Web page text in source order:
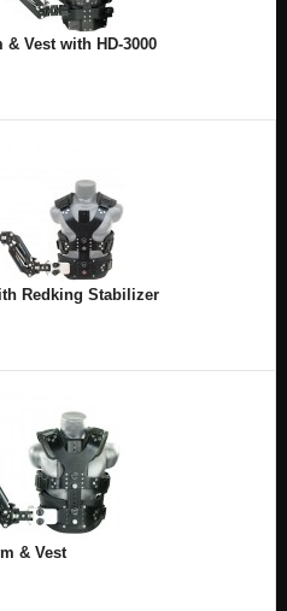
Vest with HD-3000
Redking Stabilizer
& Vest